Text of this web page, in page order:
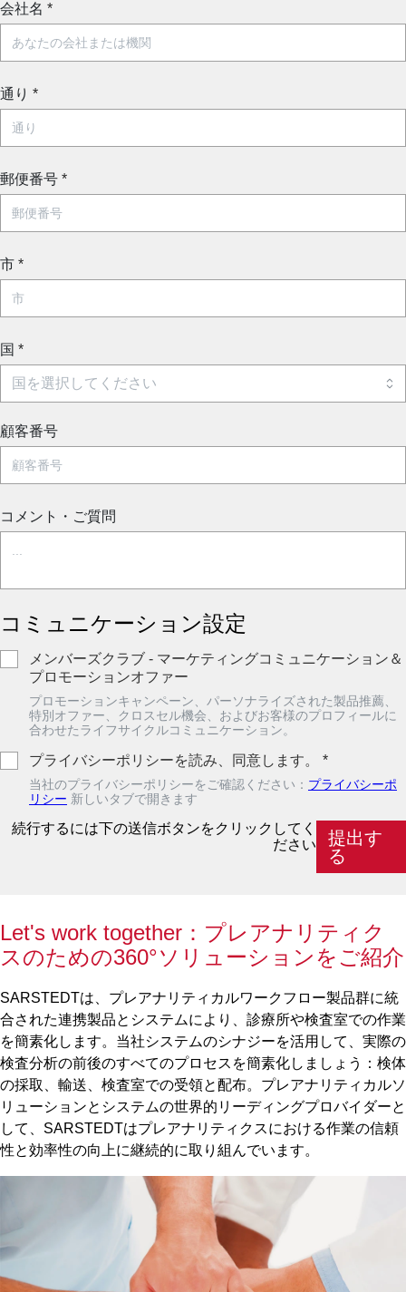
会社名 *
通り *
郵便番号 *
市 *
国 *
顧客番号
コメント・ご質問
コミュニケーション設定
メンバーズクラブ - マーケティングコミュニケーション＆
プロモーションオファー
プロモーションキャンペーン、パーソナライズされた製品推薦、
特別オファー、クロスセル機会、およびお客様のプロフィールに
合わせたライフサイクルコミュニケーション。
プライバシーポリシーを読み、同意します。 *
当社のプライバシーポリシーをご確認ください： プライバシーポ
リシー 新しいタブで開きます
続行するには下の送信ボタンをクリックしてく
ださい
提出す
る
Let's work together：プレアナリティク
スのための360°ソリューションをご紹介
SARSTEDTは、プレアナリティカルワークフロー製品群に統
合された連携製品とシステムにより、診療所や検査室での作業
を簡素化します。当社システムのシナジーを活用して、実際の
検査分析の前後のすべてのプロセスを簡素化しましょう：検体
の採取、輸送、検査室での受領と配布。プレアナリティカルソ
リューションとシステムの世界的リーディングプロバイダーと
して、SARSTEDTはプレアナリティクスにおける作業の信頼
性と効率性の向上に継続的に取り組んでいます。